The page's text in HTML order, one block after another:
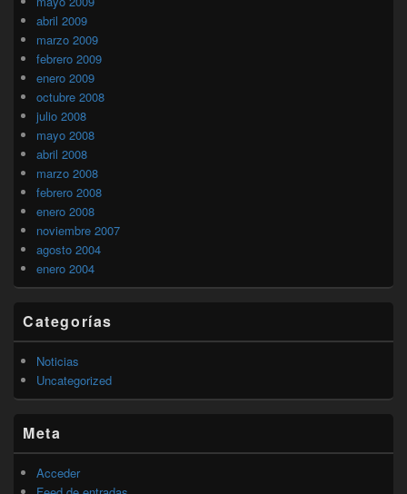
abril 2009
marzo 2009
febrero 2009
enero 2009
octubre 2008
julio 2008
mayo 2008
abril 2008
marzo 2008
febrero 2008
enero 2008
noviembre 2007
agosto 2004
enero 2004
Categorías
Noticias
Uncategorized
Meta
Acceder